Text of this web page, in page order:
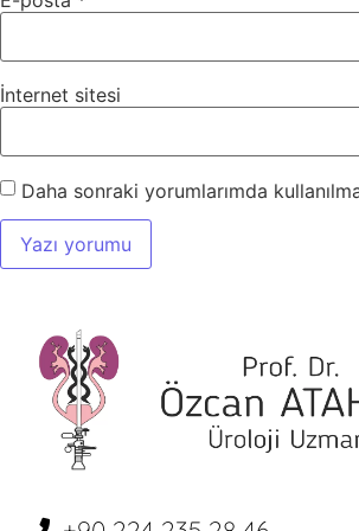
İnternet sitesi
Daha sonraki yorumlarımda